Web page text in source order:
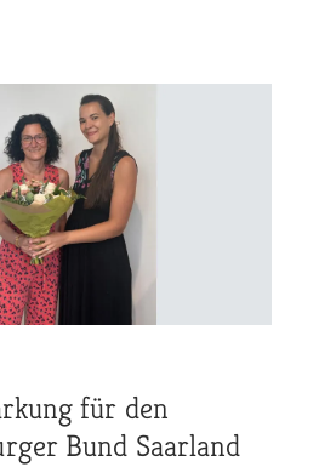
für den
Bund Saarland